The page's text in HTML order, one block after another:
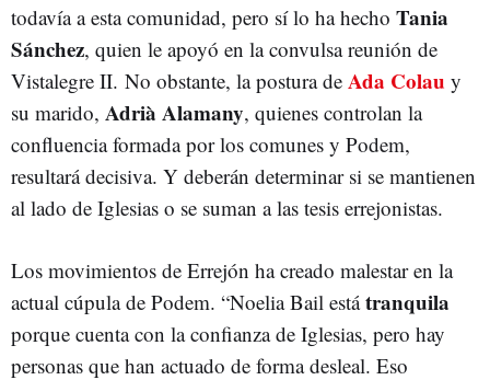
todavía a esta comunidad, pero sí lo ha hecho Tania
Sánchez, quien le apoyó en la convulsa reunión de
Vistalegre II. No obstante, la postura de Ada Colau y
su marido, Adrià Alamany, quienes controlan la
confluencia formada por los comunes y Podem,
resultará decisiva. Y deberán determinar si se mantienen
al lado de Iglesias o se suman a las tesis errejonistas.
Los movimientos de Errejón ha creado malestar en la
actual cúpula de Podem. “Noelia Bail estátranquila
porque cuenta con la confianza de Iglesias, pero hay
personas que han actuado de forma desleal. Eso